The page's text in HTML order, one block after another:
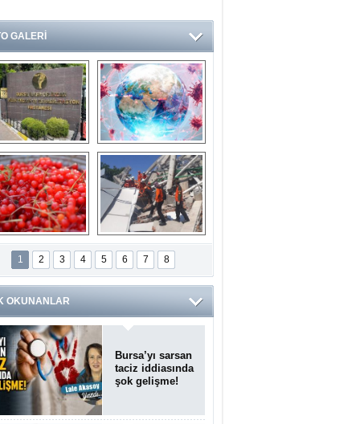
GALERİ
burası da bir
devlet hastanesi
14 soruda
Koronavirüs
hakkında kendinizi
test edin...
meyvesi
koruyor
Endonezya’daki
deprem: Ölü sayısı
bin 203'e yükseldi
1 2 3 4 5 6 7 8
OKUNANLAR
Bursa’yı sarsan
taciz iddiasında
şok gelişme!